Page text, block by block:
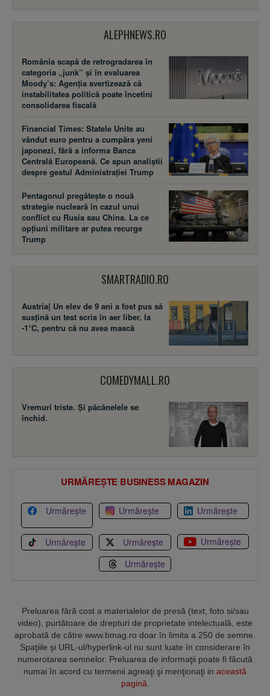
ALEPHNEWS.RO
România scapă de retrogradarea în
categoria „junk” și în evaluarea
Moody’s: Agenția avertizează că
instabilitatea politică poate încetini
consolidarea fiscală
Financial Times: Statele Unite au
vândut euro pentru a cumpăra yeni
japonezi, fără a informa Banca
Centrală Europeană. Ce spun analiștii
despre gestul Administrației Trump
Pentagonul pregătește o nouă
strategie nucleară în cazul unui
conflict cu Rusia sau China. La ce
opțiuni militare ar putea recurge
Trump
SMARTRADIO.RO
Austria| Un elev de 9 ani a fost pus să
susţină un test scris în aer liber, la
-1°C, pentru că nu avea mască
COMEDYMALL.RO
Vremuri triste. Şi păcănelele se
închid.
URMĂREȘTE BUSINESS MAGAZIN
Urmărește Urmărește Urmărește
Urmărește Urmărește
Urmărește
Urmărește
Preluarea fără cost a materialelor de presă (text, foto si/sau
video), purtătoare de drepturi de proprietate intelectuală, este
aprobată de către www.bmag.ro doar în limita a 250 de semne.
Spaţiile şi URL-ul/hyperlink-ul nu sunt luate în considerare în
numerotarea semnelor. Preluarea de informaţii poate fi făcută
numai în acord cu termenii agreaţi şi menţionaţi in această
pagină